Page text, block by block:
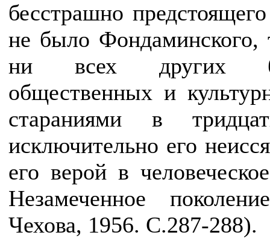
бесстрашно
не было Фондаминского,
ни всех других
общественных и
стараниями в
исключительно его
его верой в
Незамеченное
Чехова, 1956. С.287-288).